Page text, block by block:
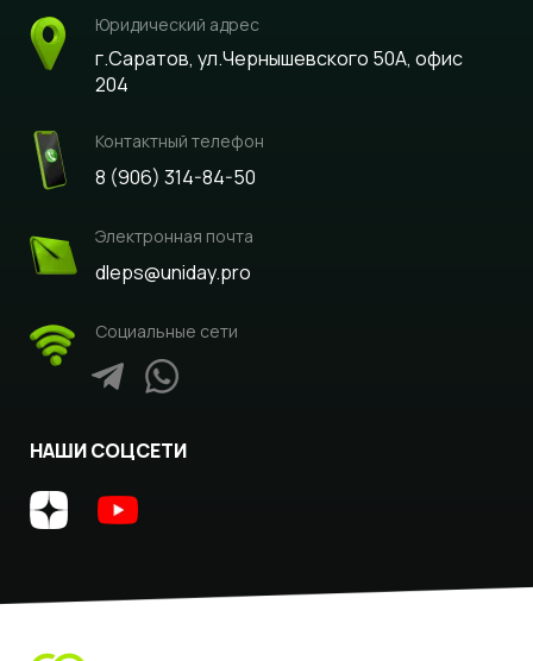
Юридический адрес
г.Саратов, ул.Чернышевского 50А, офис
204
Контактный телефон
8 (906) 314-84-50
Электронная почта
dleps@uniday.pro
Социальные сети
НАШИ СОЦСЕТИ